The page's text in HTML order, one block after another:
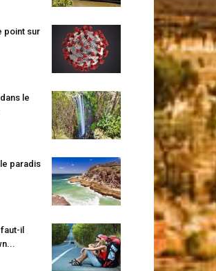
point sur
le
paradis
il